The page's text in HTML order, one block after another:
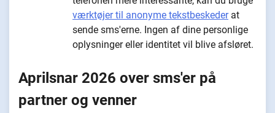
værktøjer til anonyme tekstbeskederat
sende sms'erne. Ingen af dine personlige
oplysninger eller identitet vil blive afsløret.
Aprilsnar 2026 over sms'er på
partner og venner